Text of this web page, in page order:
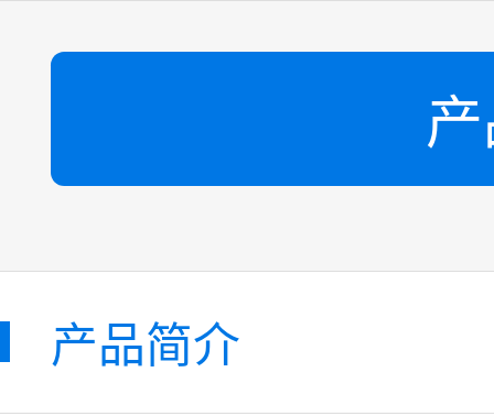
产品简介